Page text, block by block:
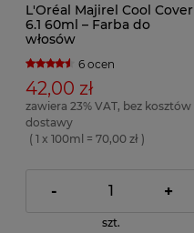
L'Oréal Majirel Cool Cover
6.1 60ml – Farba do
włosów
6 ocen
42,00 zł
zawiera 23% VAT, bez kosztów
dostawy
( 1 x 100ml = 70,00 zł )
- +
szt.